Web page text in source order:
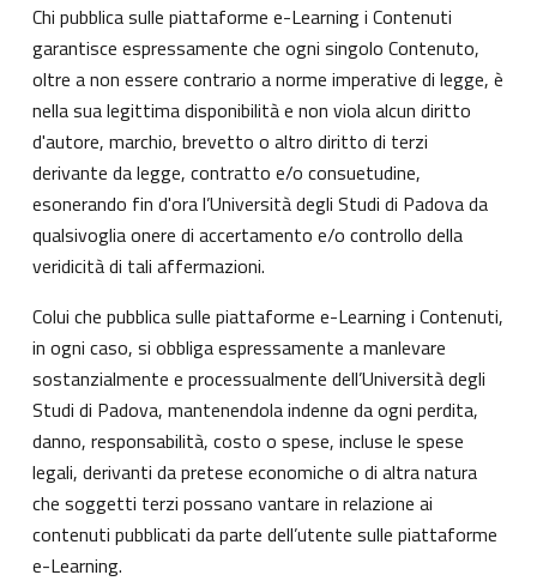
Chi pubblica sulle piattaforme e-Learning i Contenuti
garantisce espressamente che ogni singolo Contenuto,
oltre a non essere contrario a norme imperative di legge, è
nella sua legittima disponibilità e non viola alcun diritto
d'autore, marchio, brevetto o altro diritto di terzi
derivante da legge, contratto e/o consuetudine,
esonerando fin d'ora l’Università degli Studi di Padova da
qualsivoglia onere di accertamento e/o controllo della
veridicità di tali affermazioni.
Colui che pubblica sulle piattaforme e-Learning i Contenuti,
in ogni caso, si obbliga espressamente a manlevare
sostanzialmente e processualmente dell’Università degli
Studi di Padova, mantenendola indenne da ogni perdita,
danno, responsabilità, costo o spese, incluse le spese
legali, derivanti da pretese economiche o di altra natura
che soggetti terzi possano vantare in relazione ai
contenuti pubblicati da parte dell’utente sulle piattaforme
e-Learning.